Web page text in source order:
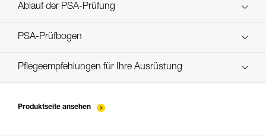
Bestände Entdecken Sie ePPEcentre
Ablauf der PSA-Prüfung
verif-EPI-bloqueur-procedure-DE
PSA-Prüfbogen
verif-EPI-bloqueur-suivi-DE
Pflegeempfehlungen für Ihre Ausrüstung
Produktseite ansehen